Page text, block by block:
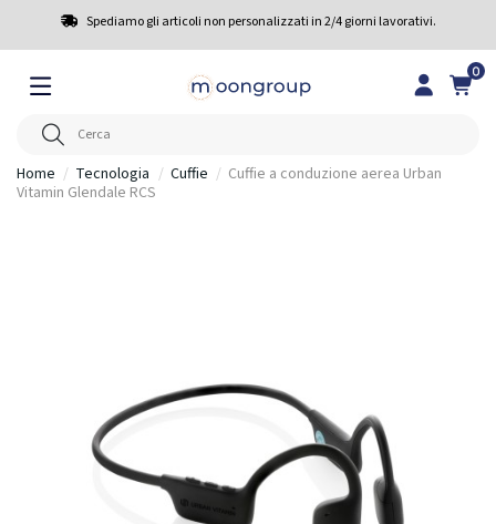
Spediamo gli articoli non personalizzati in 2/4 giorni lavorativi.
0
Home Tecnologia Cuffie
Cuffie a conduzione aerea Urban
Vitamin Glendale RCS